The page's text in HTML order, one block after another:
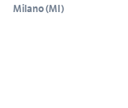
Milano(MI)